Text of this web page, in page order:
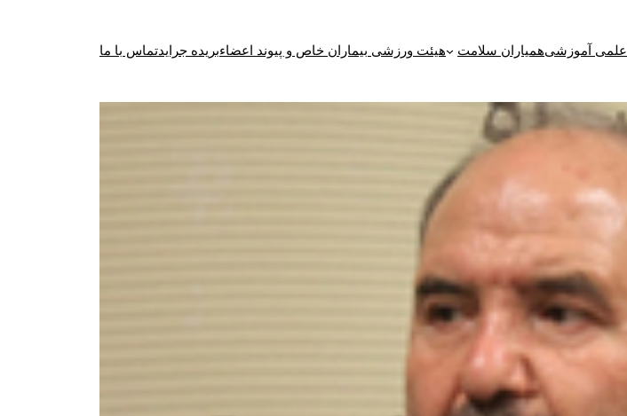
علمی آموزشیهمیاران سلامت هیئت ورزشی بیماران خاص و پیوند اعضاءبریده جرایدتماس با ما